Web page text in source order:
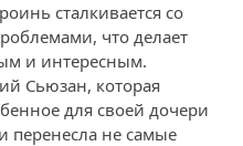
сталкивается со
что делает
и интересным.
Сьюзан, которая
для своей дочери
перенесла не самые